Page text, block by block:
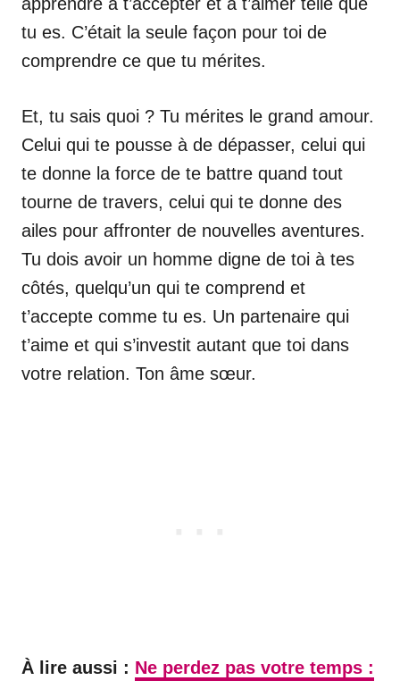
tu es. C’était la seule façon pour toi de
comprendre ce que tu mérites.
Et, tu sais quoi ? Tu mérites le grand amour.
Celui qui te pousse à de dépasser, celui qui
te donne la force de te battre quand tout
tourne de travers, celui qui te donne des
ailes pour affronter de nouvelles aventures.
Tu dois avoir un homme digne de toi à tes
côtés, quelqu’un qui te comprend et
t’accepte comme tu es. Un partenaire qui
t’aime et qui s’investit autant que toi dans
votre relation. Ton âme sœur.
À lire aussi : Ne perdez pas votre temps :